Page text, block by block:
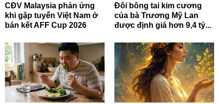
CĐV Malaysia phản ứng
khi gặp tuyển Việt Nam ở
bán kết AFF Cup 2026
Đôi bông tai kim cương
của bà Trương Mỹ Lan
được định giá hơn 9,4 tỷ...